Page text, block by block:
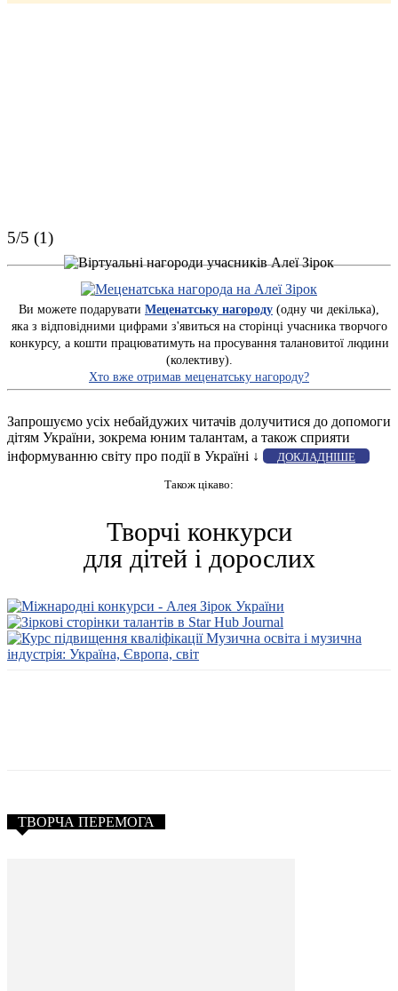
5/5 (1)
Ви можете подарувати Меценатську нагороду (одну чи декілька),
яка з відповідними цифрами з'явиться на сторінці учасника творчого
конкурсу, а кошти працюватимуть на просування талановитої людини
(колективу).
Хто вже отримав меценатську нагороду?
Запрошуємо усіх небайдужих читачів долучитися до допомоги
дітям України, зокрема юним талантам, а також сприяти
інформуванню світу про події в Україні ↓
ДОКЛАДНІШЕ
Також цікаво:
Творчі конкурси
для дітей і дорослих
ТВОРЧА ПЕРЕМОГА